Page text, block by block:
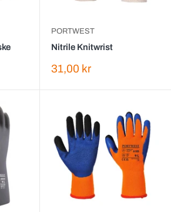
PORTWEST
Nitrile Knitwrist
Salgspris
31,00 kr